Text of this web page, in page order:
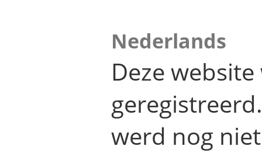
Nederlands
Deze
werd nog